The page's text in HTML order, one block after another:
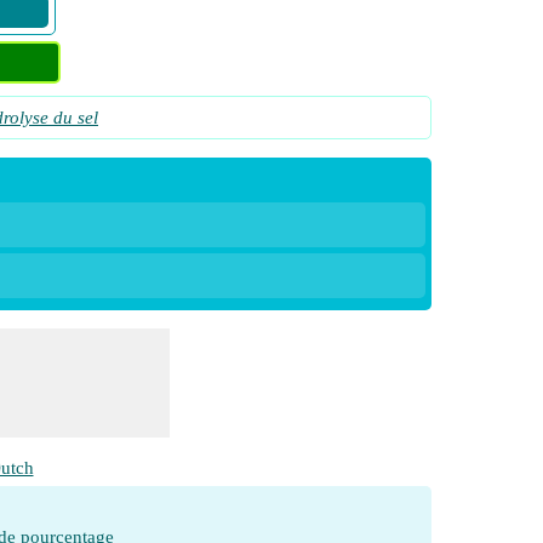
du sel
pourcentage